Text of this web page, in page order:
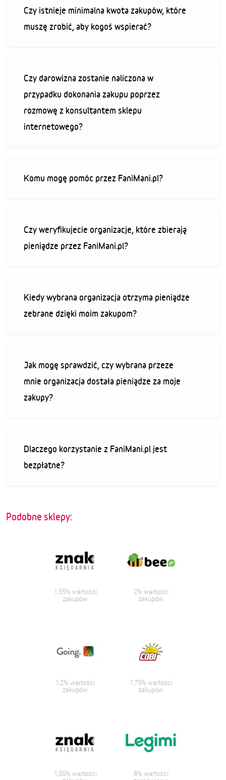
Czy istnieje minimalna kwota zakupów, które
muszę zrobić, aby kogoś wspierać?
Czy darowizna zostanie naliczona w
przypadku dokonania zakupu poprzez
rozmowę z konsultantem sklepu
internetowego?
Komu mogę pomóc przez FaniMani.pl?
Czy weryfikujecie organizacje, które zbierają
pieniądze przez FaniMani.pl?
Kiedy wybrana organizacja otrzyma pieniądze
zebrane dzięki moim zakupom?
Jak mogę sprawdzić, czy wybrana przeze
mnie organizacja dostała pieniądze za moje
zakupy?
Dlaczego korzystanie z FaniMani.pl jest
bezpłatne?
Podobne sklepy:
1,55% wartości
zakupów
2% wartości
zakupów
1,2% wartości
zakupów
1,75% wartości
zakupów
1,55% wartości 8% wartości